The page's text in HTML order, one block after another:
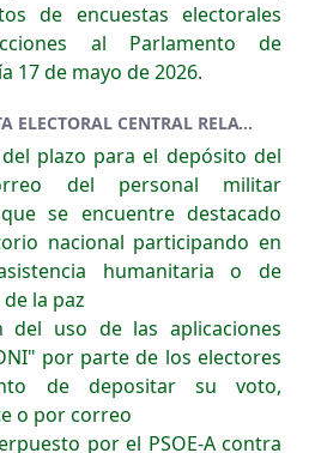
de encuestas electorales
al Parlamento de
17 de mayo de 2026.
ACUERDOS DE LA JUNTA ELECTORAL CENTRAL RELATIVOS A LAS ELECCIONES DE 17 DE MAYO DE 2026
plazo para el depósito del
del personal militar
se encuentre destacado
nacional participando en
humanitaria o de
la paz
del uso de las aplicaciones
por parte de los electores
de depositar su voto,
o por correo
por el PSOE-A contra